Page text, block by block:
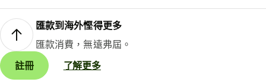
匯款到海外慳得更多
匯款消費，無遠弗屆。
註冊
了解更多